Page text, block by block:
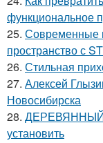
функциональное
25. Современные
пространство с
26. Стильная
27. Алексей
Новосибирска
28. ДЕРЕВЯННЫЙ
установить